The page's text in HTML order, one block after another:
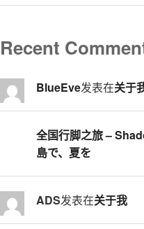
Recent
BlueEve发表在关于
全国行脚之旅 –
島で、夏を
ADS发表在关于我